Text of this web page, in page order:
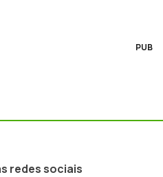
PUB
redes sociais